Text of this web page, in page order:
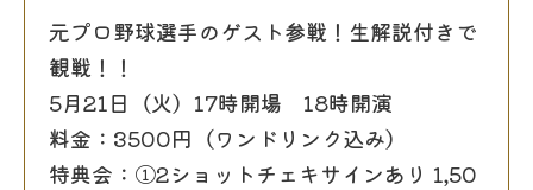
元プロ野球選手のゲスト参戦！生解説付きで
観戦！！
5月21日（火）17時開場 18時開演
料金：3500円（ワンドリンク込み）
特典会：①2ショットチェキサインあり 1,50